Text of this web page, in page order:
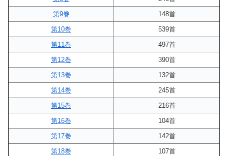
第9巻
148首
第10巻
539首
第11巻
497首
第12巻
390首
第13巻
132首
第14巻
245首
第15巻
216首
第16巻
104首
第17巻
142首
第18巻
107首